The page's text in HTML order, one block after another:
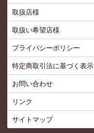
取扱店様
取扱い希望店様
プライバシーポリシー
特定商取引法に基づく表示
お問い合わせ
リンク
サイトマップ